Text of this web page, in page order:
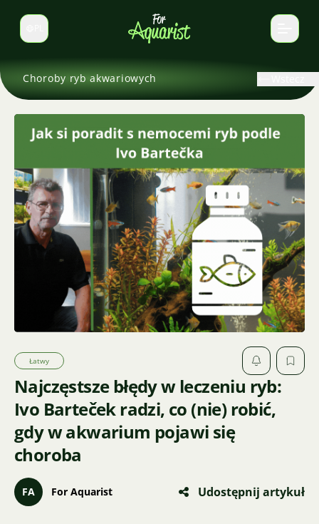
Zmień język
Choroby ryb akwariowych
Najczęstsze błędy w leczeniu ryb:
Ivo Barteček radzi, co (nie) robić,
gdy w akwarium pojawi się
choroba
Łatwy
FA For Aquarist Udostępnij artykuł